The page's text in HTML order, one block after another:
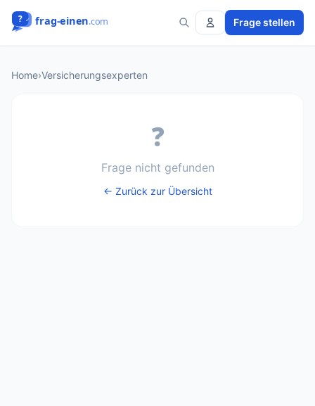
Frage stellen
Home›Versicherungsexperten
❓
Frage nicht gefunden
← Zurück zur Übersicht